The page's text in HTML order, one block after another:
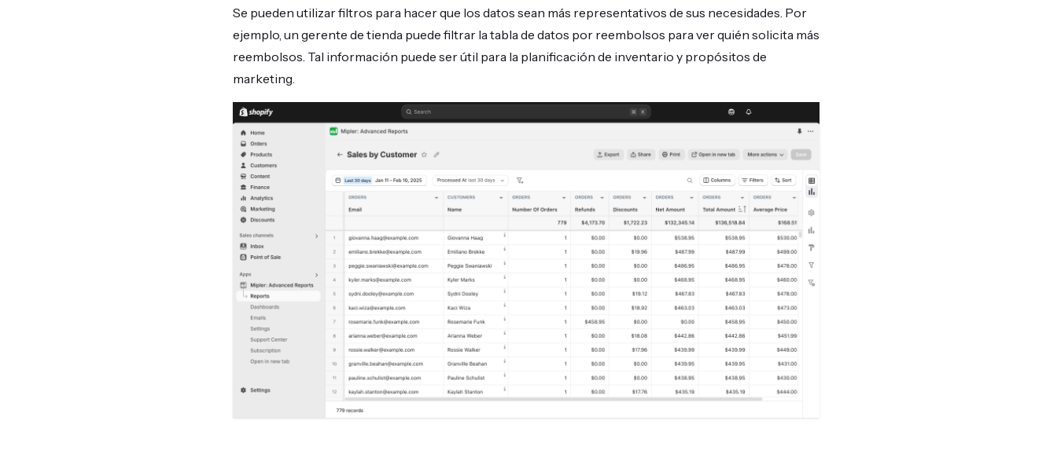
Se pueden utilizar filtros para hacer que los datos sean más representativos de sus necesidades. Por
ejemplo, un gerente de tienda puede filtrar la tabla de datos por reembolsos para ver quién solicita más
reembolsos. Tal información puede ser útil para la planificación de inventario y propósitos de
marketing.